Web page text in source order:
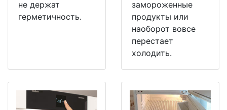
не держат
герметичность.
замороженные
продукты или
наоборот вовсе
перестает
холодить.